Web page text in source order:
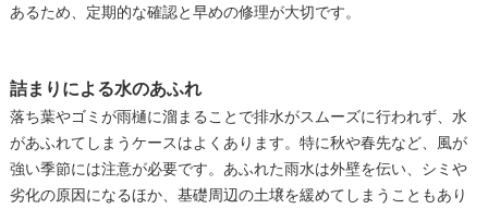
あるため、定期的な確認と早めの修理が大切です。
詰まりによる水のあふれ
落ち葉やゴミが雨樋に溜まることで排水がスムーズに行われず、水
があふれてしまうケースはよくあります。特に秋や春先など、風が
強い季節には注意が必要です。あふれた雨水は外壁を伝い、シミや
劣化の原因になるほか、基礎周辺の土壌を緩めてしまうこともあり